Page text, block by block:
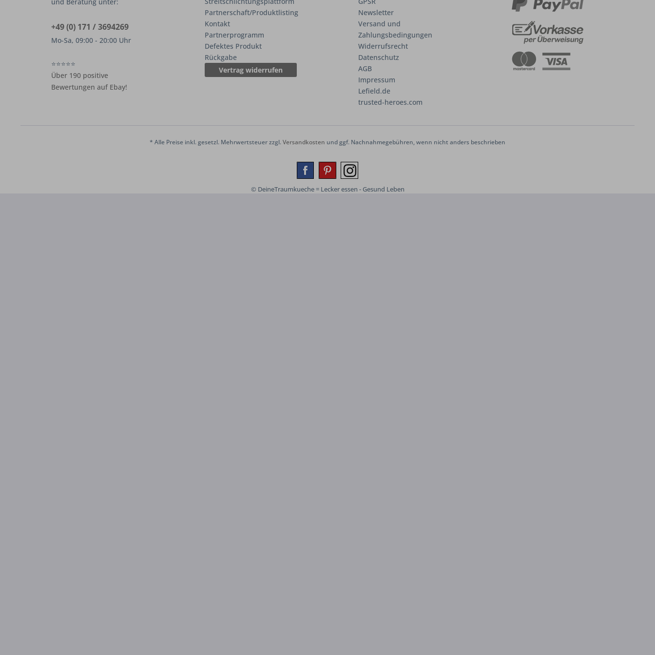
+49 (0) 171 / 3694269
Mo-Sa, 09:00 - 20:00 Uhr
⭐⭐⭐⭐⭐
Über 190 positive
Bewertungen auf Ebay!
Partnerschaft/Produktlisting
Kontakt
Partnerprogramm
Defektes Produkt
Rückgabe
Vertrag widerrufen
Newsletter
Versand und
Zahlungsbedingungen
Widerrufsrecht
Datenschutz
AGB
Impressum
Lefield.de
trusted-heroes.com
* Alle Preise inkl. gesetzl. Mehrwertsteuer zzgl.Versandkosten und ggf. Nachnahmegebühren, wenn nicht anders beschrieben
© DeineTraumkueche = Lecker essen - Gesund Leben